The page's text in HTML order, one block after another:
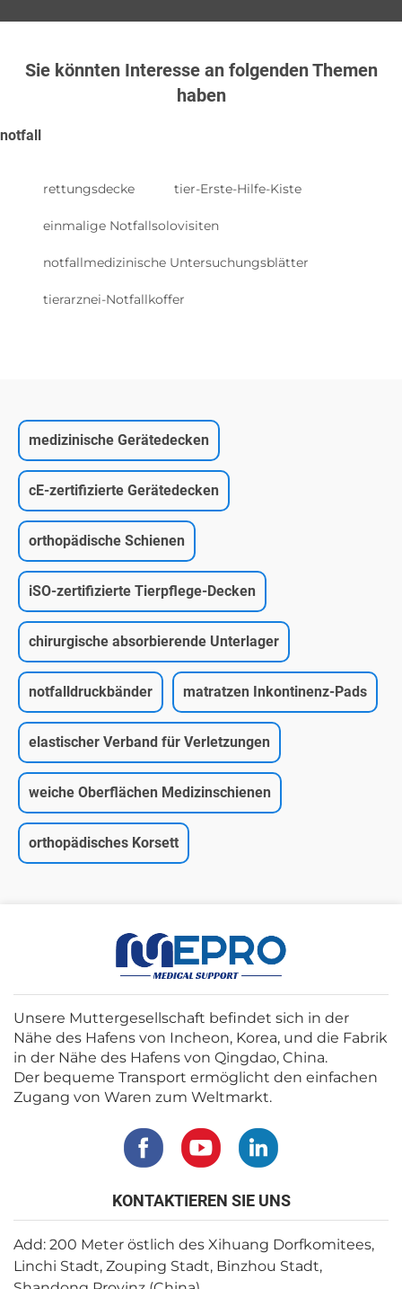
Sie könnten Interesse an folgenden Themen
haben
notfall
rettungsdecke tier-Erste-Hilfe-Kiste
einmalige Notfallsolovisiten
notfallmedizinische Untersuchungsblätter
tierarznei-Notfallkoffer
medizinische Gerätedecken
cE-zertifizierte Gerätedecken
orthopädische Schienen
iSO-zertifizierte Tierpflege-Decken
chirurgische absorbierende Unterlager
notfalldruckbänder matratzen Inkontinenz-Pads
elastischer Verband für Verletzungen
weiche Oberflächen Medizinschienen
orthopädisches Korsett
Unsere Muttergesellschaft befindet sich in der
Nähe des Hafens von Incheon, Korea, und die Fabrik
in der Nähe des Hafens von Qingdao, China.
Der bequeme Transport ermöglicht den einfachen
Zugang von Waren zum Weltmarkt.
KONTAKTIEREN SIE UNS
Add: 200 Meter östlich des Xihuang Dorfkomitees,
Linchi Stadt, Zouping Stadt, Binzhou Stadt,